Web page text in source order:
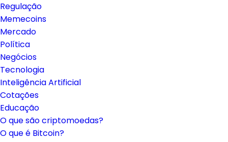
Regulação
Memecoins
Mercado
Política
Negócios
Tecnologia
Inteligência Artificial
Cotações
Educação
O que são criptomoedas?
O que é Bitcoin?